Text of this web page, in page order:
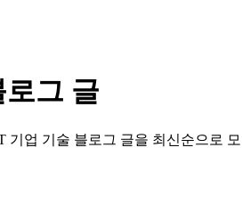
그 글
기업 기술 블로그 글을 최신순으로